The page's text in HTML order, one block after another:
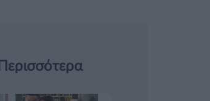
Περισσότερα